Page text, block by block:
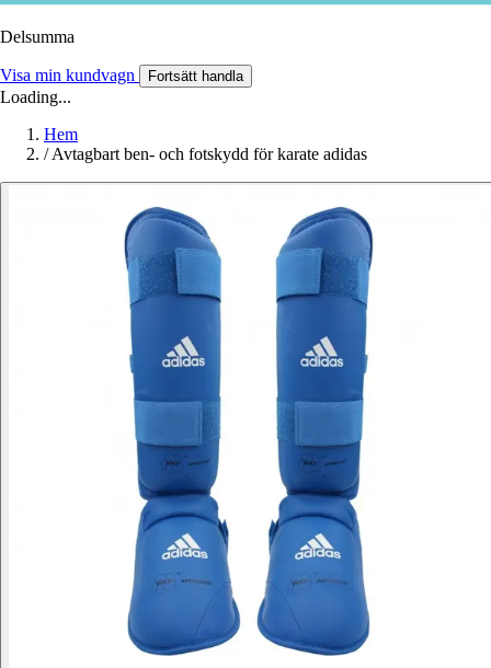
Delsumma
Visa min kundvagn Fortsätt handla
Loading...
Hem
/ Avtagbart ben- och fotskydd för karate adidas